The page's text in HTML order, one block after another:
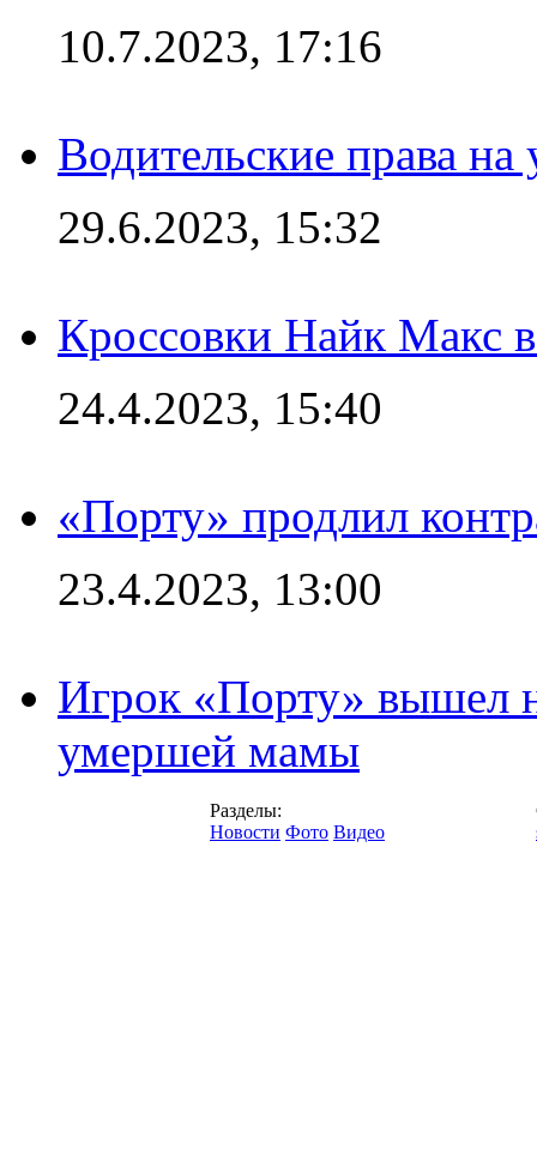
10.7.2023, 17:16
Водительские права
29.6.2023, 15:32
Кроссовки Найк Макс
24.4.2023, 15:40
«Порту» продлил
23.4.2023, 13:00
Игрок «Порту» вышел
умершей мамы
Разделы:
Новости Фото Видео